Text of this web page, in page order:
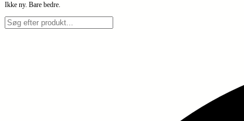
Ikke ny. Bare bedre.